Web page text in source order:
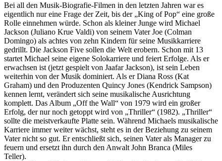
Bei all den Musik-Biografie-Filmen in den letzten Jahren war es
eigentlich nur eine Frage der Zeit, bis der „King of Pop“ eine große
Rolle einnehmen würde. Schon als kleiner Junge wird Michael
Jackson (Juliano Krue Valdi) von seinem Vater Joe (Colman
Domingo) als achtes von zehn Kindern für seine Musikkarriere
gedrillt. Die Jackson Five sollen die Welt erobern. Schon mit 13
startet Michael seine eigene Solokarriere und feiert Erfolge. Als er
erwachsen ist (jetzt gespielt von Jaafar Jackson), ist sein Leben
weiterhin von der Musik dominiert. Als er Diana Ross (Kat
Graham) und den Produzenten Quincy Jones (Kendrick Sampson)
kennen lernt, verändert sich seine musikalische Ausrichtung
komplett. Das Album „Off the Wall“ von 1979 wird ein großer
Erfolg, der nur noch getoppt wird von „Thriller“ (1982). „Thriller“
sollte die meistverkaufte Platte sein. Während Michaels musikalische
Karriere immer weiter wächst, steht es in der Beziehung zu seinem
Vater nicht so gut. Er entschließt sich, seinen Vater als Manager zu
feuern und ersetzt ihn durch den Anwalt John Branca (Miles
Teller).